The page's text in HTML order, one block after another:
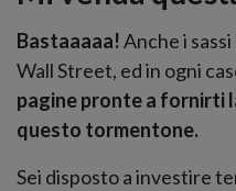
Bastaaaaa!Anche i
Wall Street, ed in ogni
pagine pronte a fornirti
questo tormentone.
Sei disposto a investire